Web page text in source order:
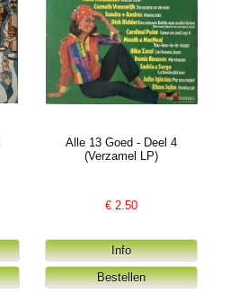
Alle 13 Goed - Deel 4
(Verzamel LP)
€ 2.50